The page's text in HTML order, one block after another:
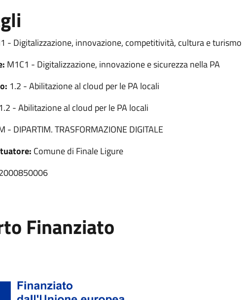
- Digitalizzazione, innovazione, competitività, cultura e turismo
M1C1 - Digitalizzazione, innovazione e sicurezza nella PA
1.2 - Abilitazione al cloud per le PA locali
1.2 - Abilitazione al cloud per le PA locali
- DIPARTIM. TRASFORMAZIONE DIGITALE
Comune di Finale Ligure
Finanziato